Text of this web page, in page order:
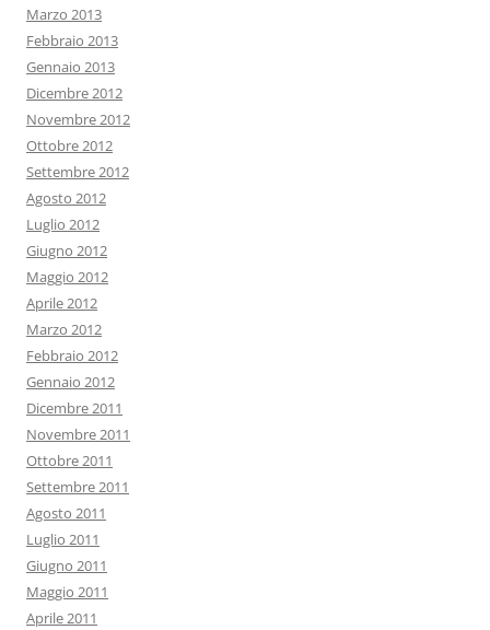
Marzo 2013
Febbraio 2013
Gennaio 2013
Dicembre 2012
Novembre 2012
Ottobre 2012
Settembre 2012
Agosto 2012
Luglio 2012
Giugno 2012
Maggio 2012
Aprile 2012
Marzo 2012
Febbraio 2012
Gennaio 2012
Dicembre 2011
Novembre 2011
Ottobre 2011
Settembre 2011
Agosto 2011
Luglio 2011
Giugno 2011
Maggio 2011
Aprile 2011